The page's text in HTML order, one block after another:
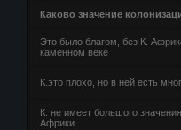
Каково значение
Это было благом, без К.
каменном веке
К.это плохо, но в ней есть
К. не имеет большого
Африки